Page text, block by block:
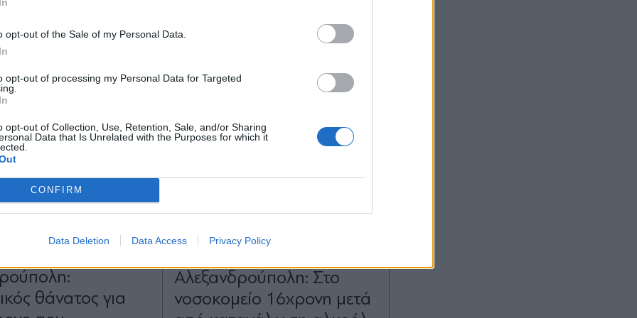
opt-out of the Sale of my Personal Data.
opt-out of processing my Personal Data for Targeted
opt-out of Collection, Use, Retention, Sale, and/or Sharing
Data that Is Unrelated with the Purposes for which it
CONFIRM
Data Deletion Data Access Privacy Policy
27.09.2022 17:35
θάνατος για
ΕΛΛΑΔΑ
20.07.2026 19:46
Αλεξανδρούπολη: Στο
νοσοκομείο 16χρονη μετά
Αποδέχομαι τουςόρους χρήσης